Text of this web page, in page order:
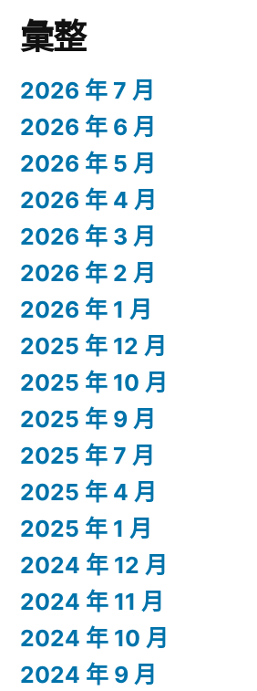
彙整
2026 年 7 月
2026 年 6 月
2026 年 5 月
2026 年 4 月
2026 年 3 月
2026 年 2 月
2026 年 1 月
2025 年 12 月
2025 年 10 月
2025 年 9 月
2025 年 7 月
2025 年 4 月
2025 年 1 月
2024 年 12 月
2024 年 11 月
2024 年 10 月
2024 年 9 月